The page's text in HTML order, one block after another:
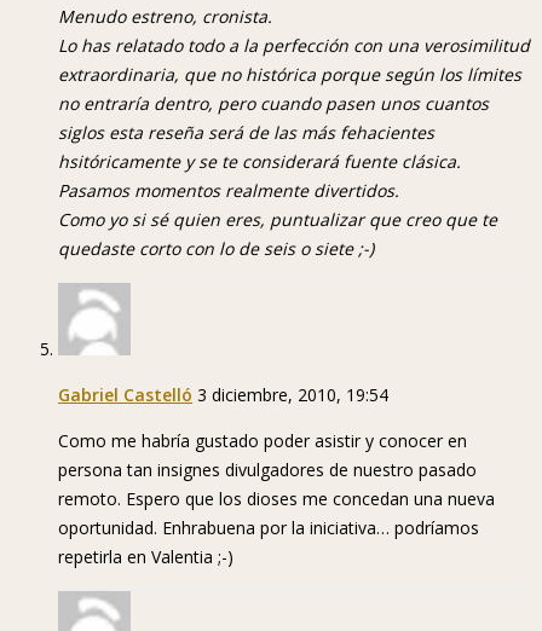
Menudo estreno, cronista.
Lo has relatado todo a la perfección con una verosimilitud
extraordinaria, que no histórica porque según los límites
no entraría dentro, pero cuando pasen unos cuantos
siglos esta reseña será de las más fehacientes
hsitóricamente y se te considerará fuente clásica.
Pasamos momentos realmente divertidos.
Como yo si sé quien eres, puntualizar que creo que te
quedaste corto con lo de seis o siete ;-)
Gabriel Castelló 3 diciembre, 2010, 19:54
Como me habría gustado poder asistir y conocer en
persona tan insignes divulgadores de nuestro pasado
remoto. Espero que los dioses me concedan una nueva
oportunidad. Enhrabuena por la iniciativa… podríamos
repetirla en Valentia ;-)